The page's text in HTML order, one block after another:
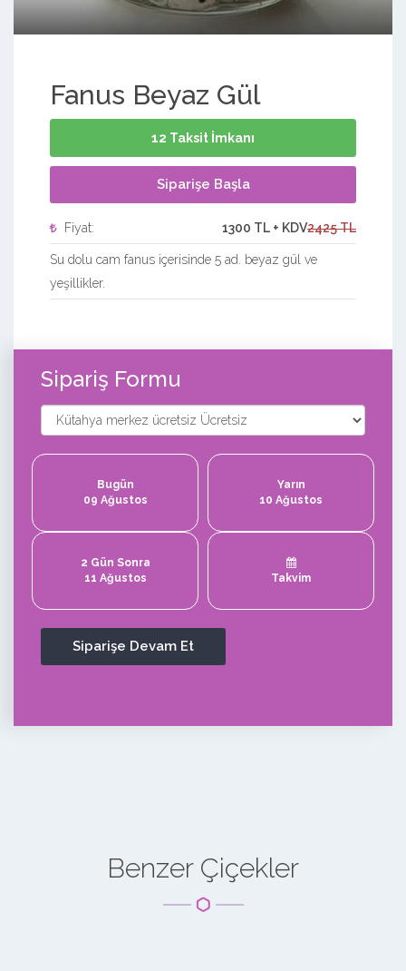
Fanus Beyaz Gül
12 Taksit İmkanı
Siparişe Başla
2425 TL
Fiyat: 1300 TL + KDV
Su dolu cam fanus içerisinde 5 ad. beyaz gül ve
yeşillikler.
Sipariş Formu
Bugün
09 Ağustos
Yarın
10 Ağustos
2 Gün Sonra
11 Ağustos
Takvim
Benzer Çiçekler